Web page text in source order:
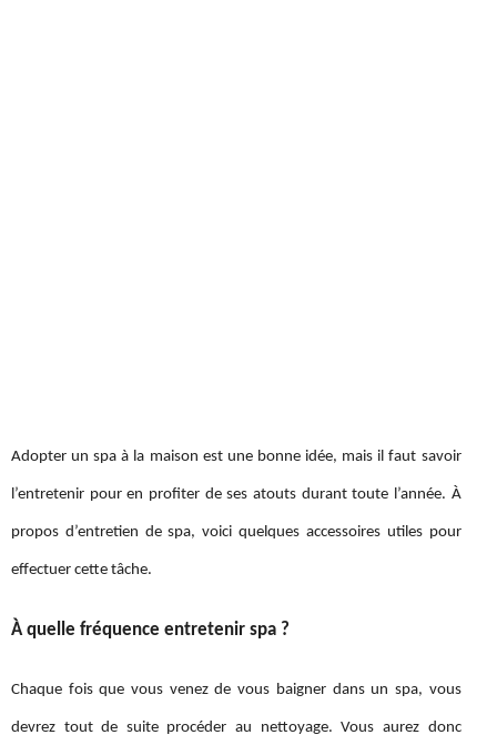
Adopter un spa à la maison est une bonne idée, mais il faut savoir
l’entretenir pour en profiter de ses atouts durant toute l’année. À
propos d’entretien de spa, voici quelques accessoires utiles pour
effectuer cette tâche.
À quelle fréquence entretenir spa ?
Chaque fois que vous venez de vous baigner dans un spa, vous
devrez tout de suite procéder au nettoyage. Vous aurez donc